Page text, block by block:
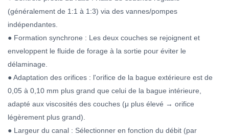
(généralement de 1:1 à 1:3) via des vannes/pompes
indépendantes.
● Formation synchrone : Les deux couches se rejoignent et
enveloppent le fluide de forage à la sortie pour éviter le
délaminage.
● Adaptation des orifices : l'orifice de la bague extérieure est de
0,05 à 0,10 mm plus grand que celui de la bague intérieure,
adapté aux viscosités des couches (μ plus élevé → orifice
légèrement plus grand).
● Largeur du canal : Sélectionner en fonction du débit (par